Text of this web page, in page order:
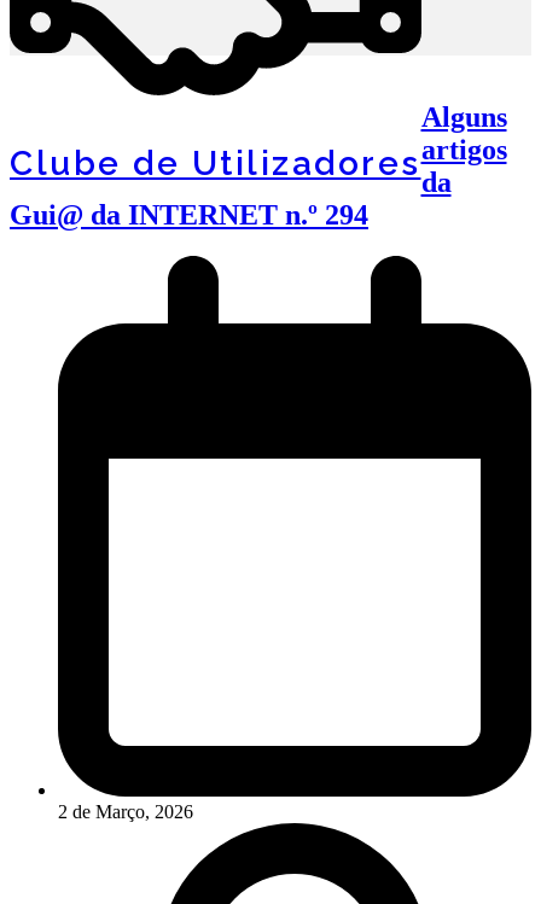
Clube de Utilizadores
Alguns
artigos
da
Gui@ da INTERNET n.º 294
2 de Março, 2026